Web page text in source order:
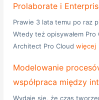
Prolaborate i
Prawie 3 lata temu po raz
Wtedy też opisywałem
Architect Pro Cloudwięcej
Modelowanie
współpraca między
Wydaje się, że czas